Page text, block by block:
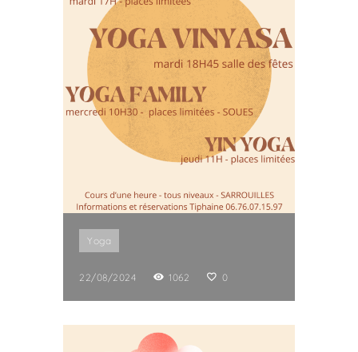
Yoga
22/08/2024 1062 0